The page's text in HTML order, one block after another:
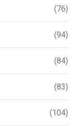
(76)
(94)
(84)
(83)
(104)